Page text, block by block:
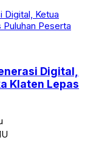
Digital,
Klaten Lepas